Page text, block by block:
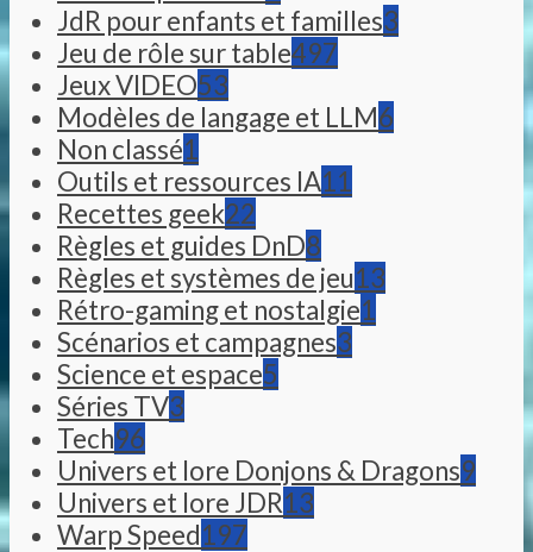
JdR pour enfants et familles3
Jeu de rôle sur table497
Jeux VIDEO53
Modèles de langage et LLM6
Non classé1
Outils et ressources IA11
Recettes geek22
Règles et guides DnD8
Règles et systèmes de jeu13
Rétro-gaming et nostalgie1
Scénarios et campagnes3
Science et espace5
Séries TV3
Tech96
Univers et lore Donjons & Dragons9
Univers et lore JDR13
Warp Speed197